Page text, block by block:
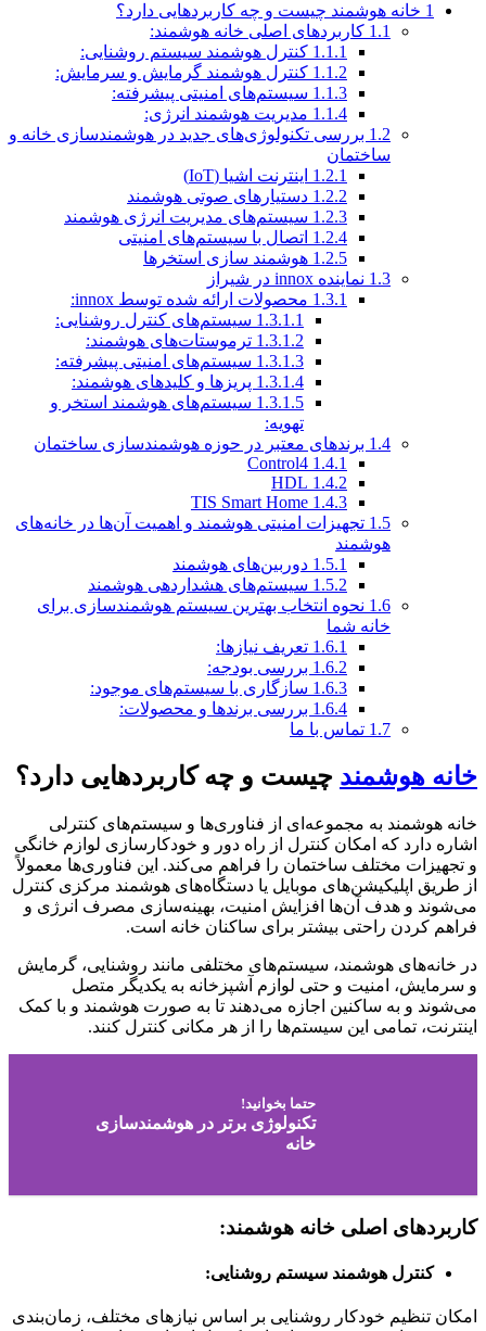
1 خانه هوشمند چیست و چه کاربردهایی دارد؟
1.1 کاربردهای اصلی خانه هوشمند:
1.1.1 کنترل هوشمند سیستم روشنایی:
1.1.2 کنترل هوشمند گرمایش و سرمایش:
1.1.3 سیستم‌های امنیتی پیشرفته:
1.1.4 مدیریت هوشمند انرژی:
1.2 بررسی تکنولوژی‌های جدید در هوشمندسازی خانه و
ساختمان
1.2.1 اینترنت اشیا (IoT)
1.2.2 دستیارهای صوتی هوشمند
1.2.3 سیستم‌های مدیریت انرژی هوشمند
1.2.4 اتصال با سیستم‌های امنیتی
1.2.5 هوشمند سازی استخرها
1.3 نماینده innox در شیراز
1.3.1 محصولات ارائه شده توسط innox:
1.3.1.1 سیستم‌های کنترل روشنایی:
1.3.1.2 ترموستات‌های هوشمند:
1.3.1.3 سیستم‌های امنیتی پیشرفته:
1.3.1.4 پریزها و کلیدهای هوشمند:
1.3.1.5 سیستم‌های هوشمند استخر و
تهویه:
1.4 برندهای معتبر در حوزه هوشمندسازی ساختمان
1.4.1
1.4.2
1.4.3
1.5 تجهیزات امنیتی هوشمند و اهمیت آن‌ها در خانه‌های
هوشمند
1.5.1 دوربین‌های هوشمند
1.5.2 سیستم‌های هشداردهی هوشمند
1.6 نحوه انتخاب بهترین سیستم هوشمندسازی برای
خانه شما
1.6.1 تعریف نیازها:
1.6.2 بررسی بودجه:
1.6.3 سازگاری با سیستم‌های موجود:
1.6.4 بررسی برندها و محصولات:
1.7 تماس با ما
خانه هوشمند چیست و چه کاربردهایی دارد؟
خانه هوشمند به مجموعه‌ای از فناوری‌ها و سیستم‌های کنترلی
اشاره دارد که امکان کنترل از راه دور و خودکارسازی لوازم خانگی
و تجهیزات مختلف ساختمان را فراهم می‌کند. این فناوری‌ها معمولاً
از طریق اپلیکیشن‌های موبایل یا دستگاه‌های هوشمند مرکزی کنترل
می‌شوند و هدف آن‌ها افزایش امنیت، بهینه‌سازی مصرف انرژی و
فراهم کردن راحتی بیشتر برای ساکنان خانه است.
در خانه‌های هوشمند، سیستم‌های مختلفی مانند روشنایی، گرمایش
و سرمایش، امنیت و حتی لوازم آشپزخانه به یکدیگر متصل
می‌شوند و به ساکنین اجازه می‌دهند تا به صورت هوشمند و با کمک
اینترنت، تمامی این سیستم‌ها را از هر مکانی کنترل کنند.
حتما بخوانید!
تکنولوژی برتر در هوشمندسازی
خانه
کاربردهای اصلی خانه هوشمند:
کنترل هوشمند سیستم روشنایی:
امکان تنظیم خودکار روشنایی بر اساس نیازهای مختلف، زمان‌بندی